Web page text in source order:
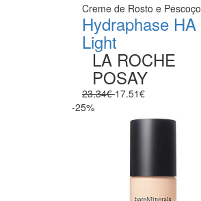
Creme de Rosto e Pescoço
Hydraphase HA
Light
LA ROCHE
POSAY
23.34€17.51€
-25%